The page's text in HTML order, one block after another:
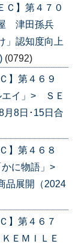
Ｃ】第４７０
津田孫兵
」認知度向上
(0792)
】第４６９
エイ」> ＳＥ
月8日･15日合
】第４６８
かに物語」>
品展開（2024
】第４６７
ＥＭＩＬＥ